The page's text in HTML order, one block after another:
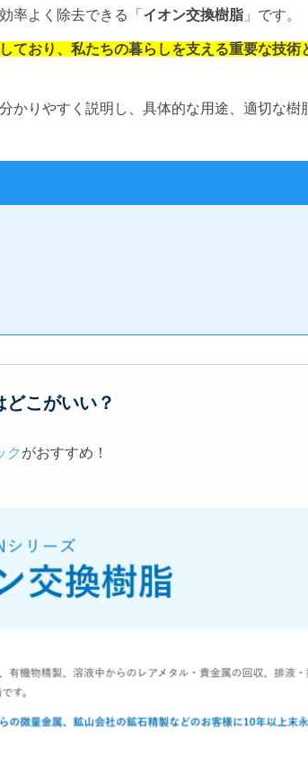
率よく除去できる「 イオン交換樹脂 」です。
ており、私たちの暮らしを支える重要な技術
かりやすく説明し、具体的な用途、適切な樹
こがいい？
ク がおすすめ！